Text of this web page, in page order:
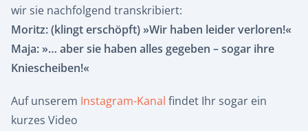
wir sie nachfolgend transkribiert:
Moritz: (klingt erschöpft) »Wir haben leider verloren!«
Maja: »… aber sie haben alles gegeben – sogar ihre
Kniescheiben!«
Auf unserem Instagram-Kanal findet Ihr sogar ein
kurzes Video